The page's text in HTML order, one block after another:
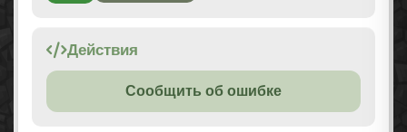
Действия
Сообщить об ошибке